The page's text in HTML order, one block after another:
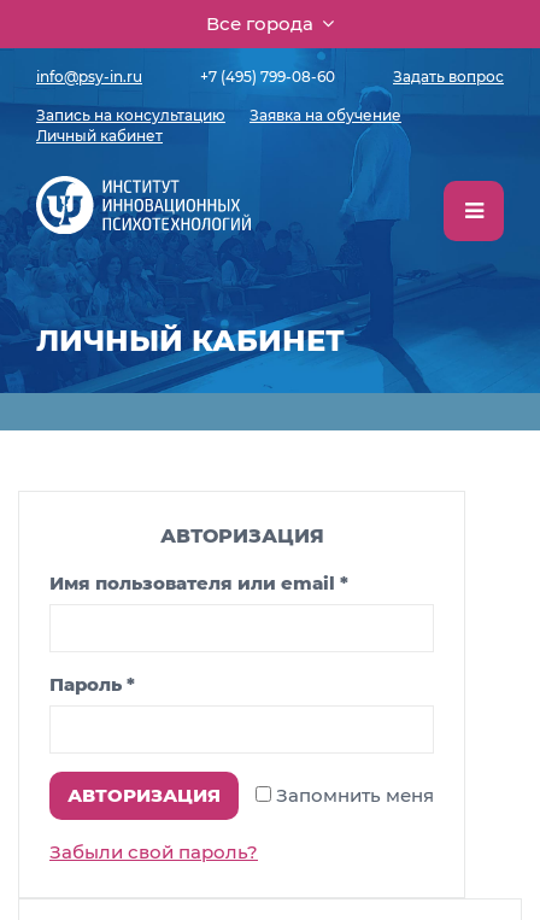
Все города
info@psy-in.ru +7 (495) 799-08-60 Задать вопрос
Запись на консультацию
Заявка на обучение
Личный кабинет
ЛИЧНЫЙ КАБИНЕТ
АВТОРИЗАЦИЯ
Имя пользователя или email *
Пароль *
Запомнить меня
Забыли свой пароль?